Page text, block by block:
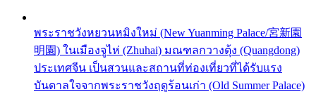
พระราชวังหยวนหมิงใหม่ (New Yuanming Palace/宮新園
明園) ในเมืองจูไห่ (Zhuhai) มณฑลกวางตุ้ง (Quangdong)
ประเทศจีน เป็นสวนและสถานที่ท่องเที่ยวที่ได้รับแรง
บันดาลใจจากพระราชวังฤดูร้อนเก่า (Old Summer Palace)